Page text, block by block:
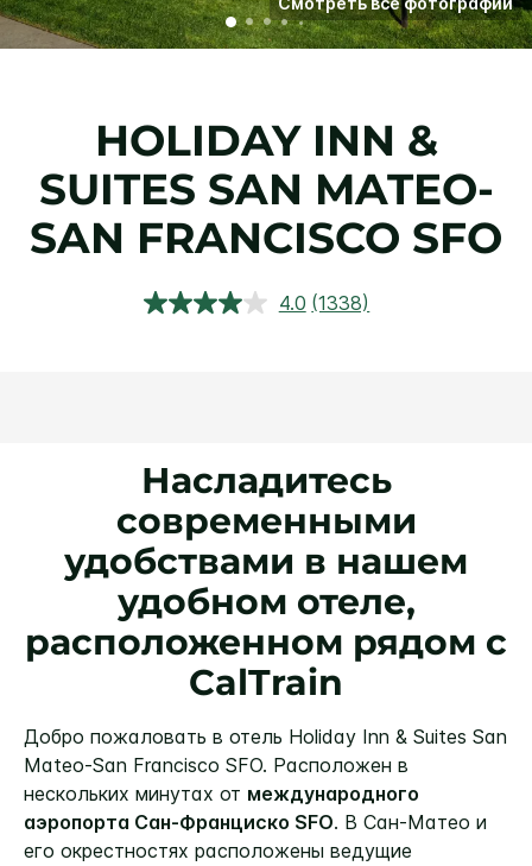
HOLIDAY INN &
SUITES SAN MATEO-
SAN FRANCISCO SFO
4.0 Прочитали
(1338)
Насладитесь
современными
удобствами в нашем
удобном отеле,
расположенном рядом с
CalTrain
Добро пожаловать в отель Holiday Inn & Suites San
Mateo-San Francisco SFO. Расположен в
нескольких минутах от международного
аэропорта Сан-Франциско SFO. В Сан-Матео и
его окрестностях расположены ведущие